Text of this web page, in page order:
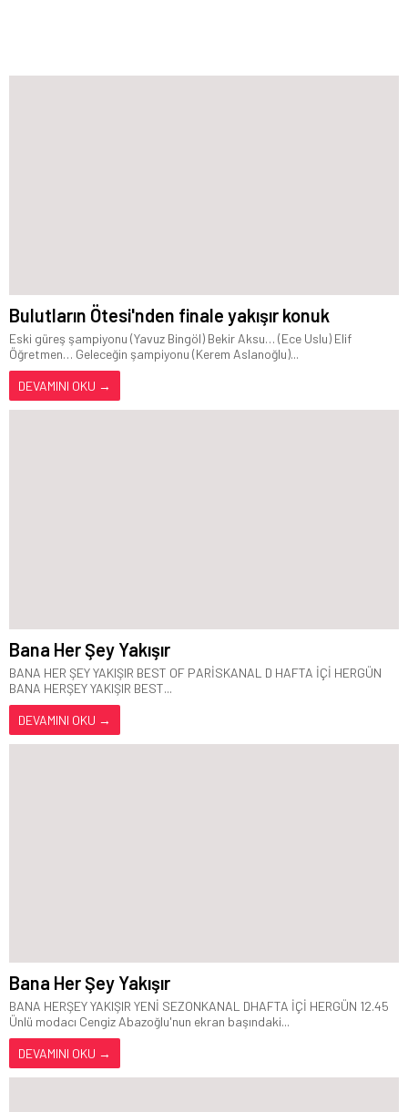
Bulutların Ötesi'nden finale yakışır konuk
Eski güreş şampiyonu (Yavuz Bingöl) Bekir Aksu… (Ece Uslu) Elif
Öğretmen… Geleceğin şampiyonu (Kerem Aslanoğlu)...
DEVAMINI OKU →
Bana Her Şey Yakışır
BANA HER ŞEY YAKIŞIR BEST OF PARİSKANAL D HAFTA İÇİ HERGÜN
BANA HERŞEY YAKIŞIR BEST...
DEVAMINI OKU →
Bana Her Şey Yakışır
BANA HERŞEY YAKIŞIR YENİ SEZONKANAL DHAFTA İÇİ HERGÜN 12.45
Ünlü modacı Cengiz Abazoğlu'nun ekran başındaki...
DEVAMINI OKU →